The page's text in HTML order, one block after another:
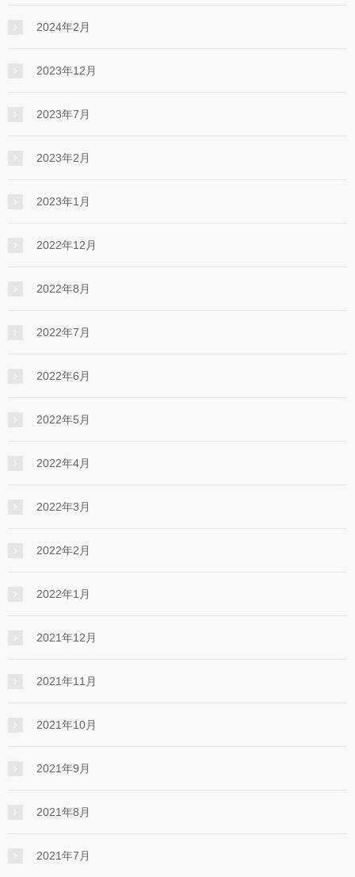
2024年2月
2023年12月
2023年7月
2023年2月
2023年1月
2022年12月
2022年8月
2022年7月
2022年6月
2022年5月
2022年4月
2022年3月
2022年2月
2022年1月
2021年12月
2021年11月
2021年10月
2021年9月
2021年8月
2021年7月